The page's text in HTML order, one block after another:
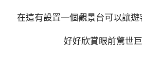
在這有設置一個觀景台可以讓
好好欣賞眼前驚世